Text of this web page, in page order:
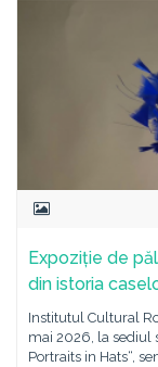
Expoziție de
din istoria
Institutul Cultural
mai 2026, la sediul
Portraits in Hats“,